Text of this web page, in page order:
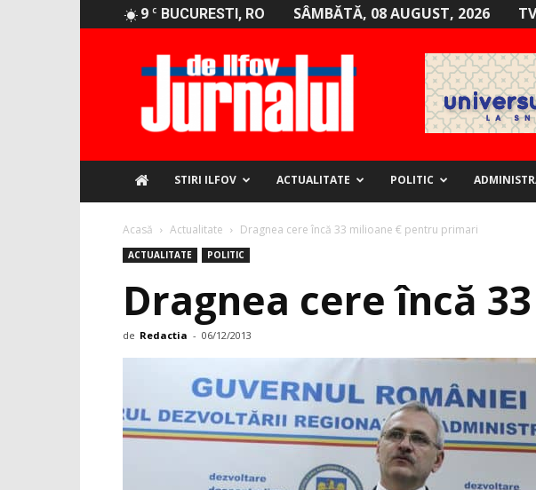
9 C BUCURESTI, RO SÂMBĂTĂ, 08 AUGUST, 2026
STIRI ILFOV ACTUALITATE POLITIC
Acasă Actualitate Dragnea cere încă 33 milioane € pentru primari
ACTUALITATE POLITIC
Dragnea cere încă
de Redactia - 06/12/2013